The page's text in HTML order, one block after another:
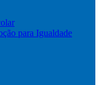
para Igualdade